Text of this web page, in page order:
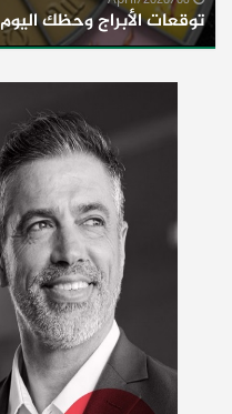
توقعات الأبراج وحظك اليوم